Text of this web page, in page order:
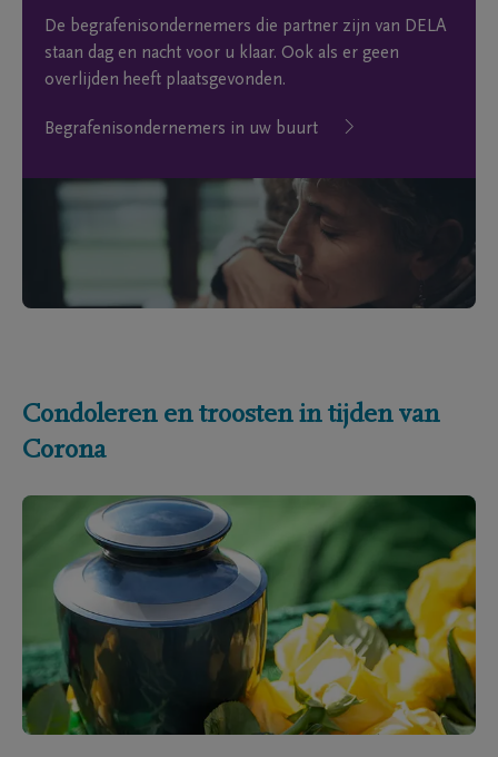
De begrafenisondernemers die partner zijn van DELA
staan dag en nacht voor u klaar. Ook als er geen
overlijden heeft plaatsgevonden.
Begrafenisondernemers in uw buurt
Condoleren en troosten in tijden van
Corona